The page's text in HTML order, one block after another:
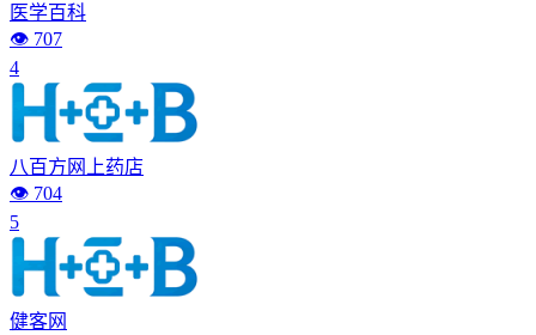
医学百科
👁️ 707
4
八百方网上药店
👁️ 704
5
健客网